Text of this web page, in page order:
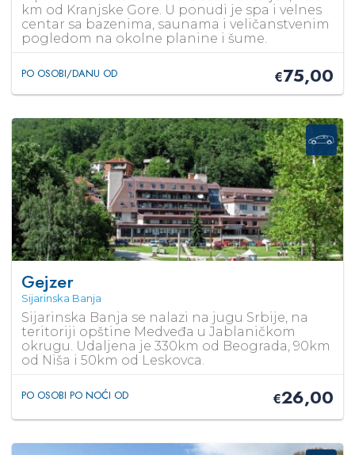
km od Kranjske Gore. U ponudi je spa i velnes
centar sa bazenima, saunama i veličanstvenim
pogledom na okolne planine i šume.
PO OSOBI/DANU OD €75,00
Gejzer
Sijarinska Banja
Sijarinska Banja se nalazi na jugu Srbije, na
teritoriji opštine Medveđa u Jablaničkom
okrugu. Udaljena je 330km od Beograda, 90km
od Niša i 50km od Leskovca.
PO OSOBI PO NOĆI OD €26,00